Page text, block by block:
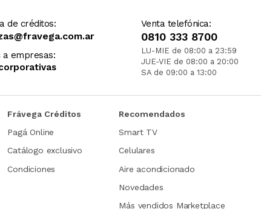
de créditos:
a empresas:
Venta telefónica:
0810 333 8700
LU-MIE de 08:00 a 23:59
JUE-VIE de 08:00 a 20:00
SA de 09:00 a 13:00
Frávega Créditos
Pagá Online
Catálogo exclusivo
Condiciones
Recomendados
Smart TV
Celulares
Aire acondicionado
Novedades
Más vendidos Marketplace